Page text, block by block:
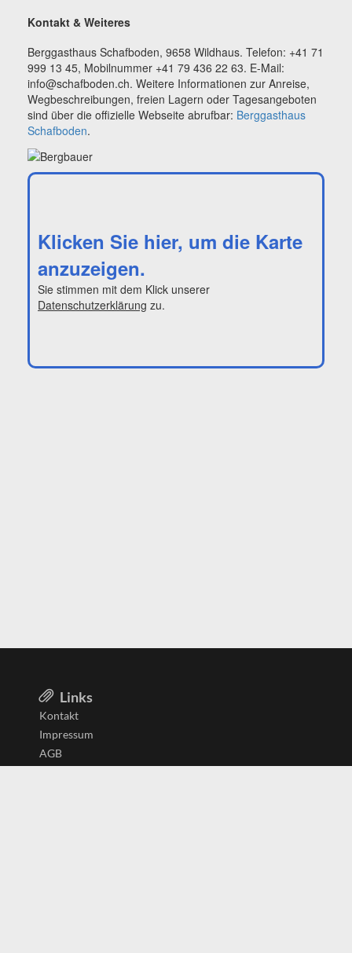
Kontakt & Weiteres
Berggasthaus Schafboden, 9658 Wildhaus. Telefon: +41 71
999 13 45, Mobilnummer +41 79 436 22 63. E-Mail:
info@schafboden.ch. Weitere Informationen zur Anreise,
Wegbeschreibungen, freien Lagern oder Tagesangeboten
sind über die offizielle Webseite abrufbar: Berggasthaus
Schafboden.
Klicken Sie hier, um die Karte
anzuzeigen.
Sie stimmen mit dem Klick unserer
Datenschutzerklärung zu.
Links
Kontakt
Impressum
AGB